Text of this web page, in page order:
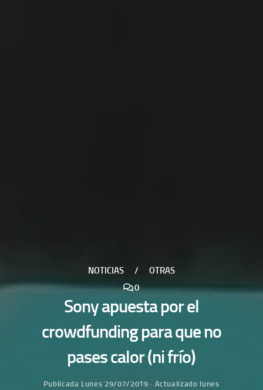
NOTICIAS /
OTRAS
0
Sony apuesta por el
crowdfunding para que no
pases calor (ni frío)
Publicada Lunes 29/07/2019 · Actualizado lunes